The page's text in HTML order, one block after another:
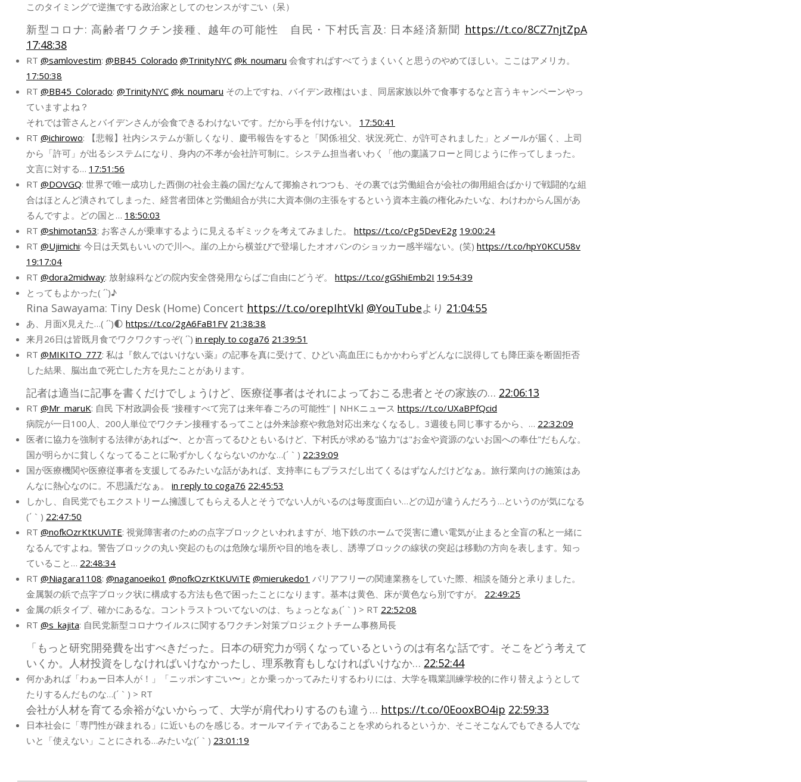
このタイミングで逆撫でする政治家としてのセンスがすごい（呆）
新型コロナ: 高齢者ワクチン接種、越年の可能性 自民・下村氏言及: 日本経済新聞 https://t.co/8CZ7njtZpA
17:48:38
RT @samlovestim: @BB45_Colorado @TrinityNYC @k_noumaru 会食すればすべてうまくいくと思うのやめてほしい。ここはアメリカ。
17:50:38
RT @BB45_Colorado: @TrinityNYC @k_noumaru その上ですね、バイデン政権はいま、同居家族以外で食事するなと言うキャンペーンやっ
ていますよね？
それでは菅さんとバイデンさんが会食できるわけないです。だから手を付けない。 17:50:41
RT @ichirowo: 【悲報】社内システムが新しくなり、慶弔報告をすると「関係:祖父、状況:死亡、が許可されました」とメールが届く、上司
から「許可」が出るシステムになり、身内の不孝が会社許可制に。システム担当者いわく「他の稟議フローと同じように作ってしまった。
文言に対する… 17:51:56
RT @DOVGQ: 世界で唯一成功した西側の社会主義の国だなんて揶揄されつつも、その裏では労働組合が会社の御用組合ばかりで戦闘的な組
合はほとんど潰されてしまった、経営者団体と労働組合が共に大資本側の主張をするという資本主義の権化みたいな、わけわからん国があ
るんですよ。どの国と… 18:50:03
RT @shimotan53: お客さんが乗車するように見えるギミックを考えてみました。 https://t.co/cPg5DevE2g 19:00:24
RT @Ujimichi: 今日は天気もいいので川へ。崖の上から横並びで登場したオオバンのショッカー感半端ない。(笑) https://t.co/hpY0KCU58v
19:17:04
RT @dora2midway: 放射線科などの院内安全啓発用ならばご自由にどうぞ。 https://t.co/gGShiEmb2I 19:54:39
とってもよかった( ´`)♪
Rina Sawayama: Tiny Desk (Home) Concert https://t.co/orepIhtVkI @YouTubeより 21:04:55
あ、月面X見えた…( ´`)🌓 https://t.co/2gA6FaB1FV 21:38:38
来月26日は皆既月食でワクワクすっぞ( ´`) in reply to coga76 21:39:51
RT @MIKITO_777: 私は『飲んではいけない薬』の記事を真に受けて、ひどい高血圧にもかかわらずどんなに説得しても降圧薬を断固拒否
した結果、脳出血で死亡した方を見たことがあります。
記者は適当に記事を書くだけでしょうけど、医療従事者はそれによっておこる患者とその家族の… 22:06:13
RT @Mr_maruK: 自民 下村政調会長 “接種すべて完了は来年春ごろの可能性“ | NHKニュース https://t.co/UXaBPfQcid
病院が一日100人、200人単位でワクチン接種するってことは外来診察や救急対応出来なくなるし。3週後も同じ事するから、… 22:32:09
医者に協力を強制する法律があれば〜、とか言ってるひともいるけど、下村氏が求める"協力"は"お金や資源のないお国への奉仕"だもんな。
国が明らかに貧しくなってることに恥ずかしくならないのかな…(´｀) 22:39:09
国が医療機関や医療従事者を支援してるみたいな話があれば、支持率にもプラスだし出てくるはずなんだけどなぁ。旅行業向けの施策はあ
んなに熱心なのに。不思議だなぁ。 in reply to coga76 22:45:53
しかし、自民党でもエクストリーム擁護してもらえる人とそうでない人がいるのは毎度面白い…どの辺が違うんだろう…というのが気になる
(´｀) 22:47:50
RT @nofkOzrKtKUViTE: 視覚障害者のための点字ブロックといわれますが、地下鉄のホームで災害に遭い電気が止まると全盲の私と一緒に
なるんですよね。警告ブロックの丸い突起のものは危険な場所や目的地を表し、誘導ブロックの線状の突起は移動の方向を表します。知っ
ていること… 22:48:34
RT @Niagara1108: @naganoeiko1 @nofkOzrKtKUViTE @mierukedo1 バリアフリーの関連業務をしていた際、相談を随分と承りました。
金属製の鋲で点字ブロック状に構成する方法も色で困ったことになります。基本は黄色、床が黄色なら別ですが。 22:49:25
金属の鋲タイプ、確かにあるな。コントラストついてないのは、ちょっとなぁ(´｀) > RT 22:52:08
RT @s_kajita: 自民党新型コロナウイルスに関するワクチン対策プロジェクトチーム事務局長
「もっと研究開発費を出すべきだった。日本の研究力が弱くなっているというのは有名な話です。そこをどう考えて
いくか。人材投資をしなければいけなかったし、理系教育もしなければいけなか… 22:52:44
何かあれば「わぁー日本人が！」「ニッポンすごい〜」とか乗っかってみたりするわりには、大学を職業訓練学校的に作り替えようとして
たりするんだものな…(´｀) > RT
会社が人材を育てる余裕がないからって、大学が肩代わりするのも違う… https://t.co/0EooxBO4ip 22:59:33
日本社会に「専門性が疎まれる」に近いものを感じる。オールマイティであることを求められるというか、そこそこなんでもできる人でな
いと「使えない」ことにされる…みたいな(´｀) 23:01:19